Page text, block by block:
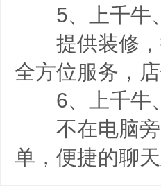
5、上千牛
提供装修，
全方位服务，
6、上千牛
不在电脑旁(
单，便捷的聊